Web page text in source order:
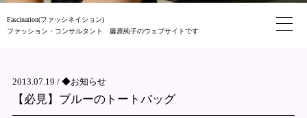
Fascination(ファッシネイション)
ファッション・コンサルタント 藤原純子のウェブサイトです
2013.07.19 / ◆お知らせ
【必見】ブルーのトートバッグ